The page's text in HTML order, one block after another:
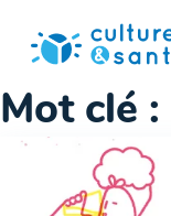
contenu
Mot clé :